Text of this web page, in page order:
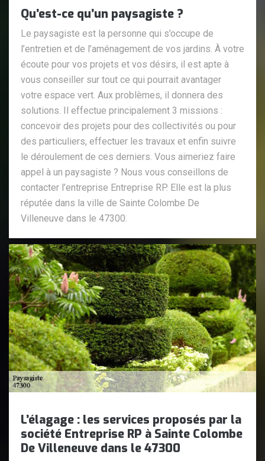
Qu’est-ce qu’un paysagiste ?
Le paysagiste est la personne qui s’occupe de
l’entretien et de l’aménagement de vos jardins. À votre
écoute pour vos projets et vos désirs, il est apte à
vous conseiller sur tout ce qui pourrait avantager
votre espace vert. Aux problèmes, il donnera des
solutions. Il effectue principalement 3 missions :
concevoir des projets pour des collectivités ou pour
des particuliers, effectuer les travaux et enfin suivre
le déroulement de ces derniers. Vous aimeriez faire
appel à un paysagiste ? Nous vous conseillons de
contacter l’entreprise Entreprise RP. Elle est la plus
réputée dans la ville de Sainte Colombe De
Villeneuve dans le 47300.
L’élagage : les services proposés par la
société Entreprise RP à Sainte Colombe
De Villeneuve dans le 47300